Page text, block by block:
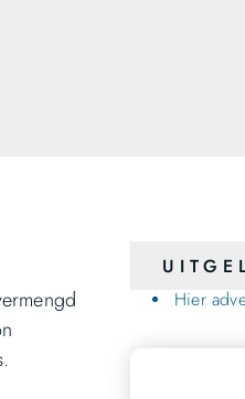
Hier